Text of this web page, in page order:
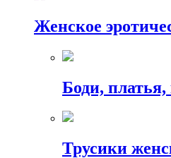
Женское
Боди,
Трусики